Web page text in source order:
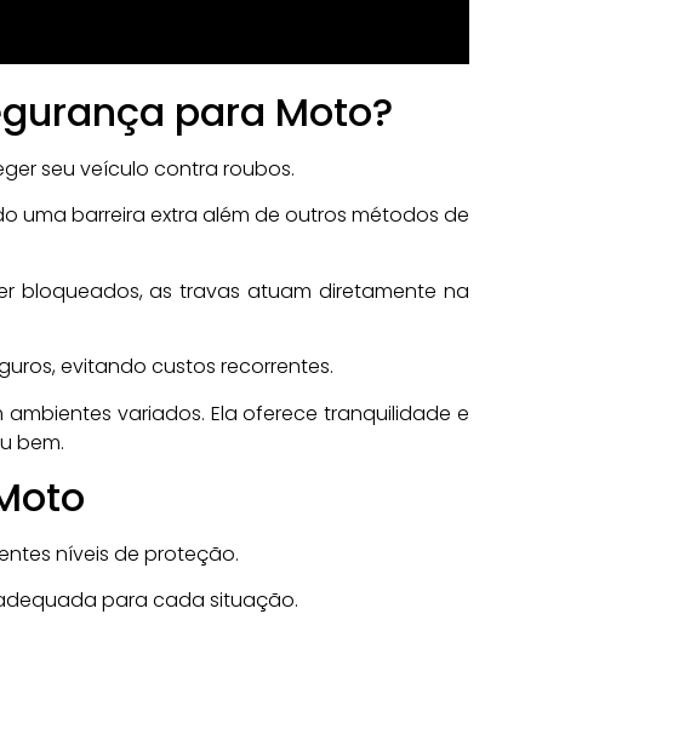
para Moto?
seu veículo contra roubos.
uma barreira extra além de outros métodos de
bloqueados, as travas atuam diretamente na
evitando custos recorrentes.
variados. Ela oferece tranquilidade e
bem.
níveis de proteção.
para cada situação.